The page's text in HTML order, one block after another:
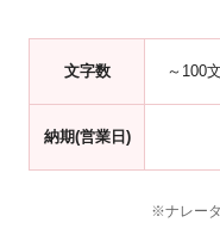
文字数 ～100
納期(営業日)
※ナレー